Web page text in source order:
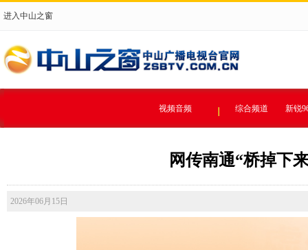
进入中山之窗
视频音频 综合频道 新锐
网传南通“桥掉下
2026年06月15日